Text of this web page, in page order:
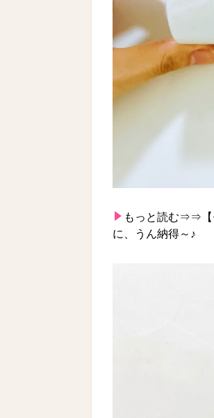
もっと読む⇒⇒
に、うん納得～♪